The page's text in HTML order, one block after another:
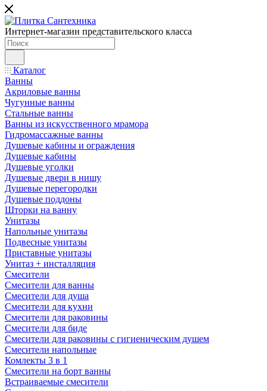
Интернет-магазин представительского класса
Каталог
Ванны
Акриловые ванны
Чугунные ванны
Стальные ванны
Ванны из искусственного мрамора
Гидромассажные ванны
Душевые кабины и ограждения
Душевые кабины
Душевые уголки
Душевые двери в нишу
Душевые перегородки
Душевые поддоны
Шторки на ванну
Унитазы
Напольные унитазы
Подвесные унитазы
Приставные унитазы
Унитаз + инсталляция
Смесители
Смесители для ванны
Смесители для душа
Смесители для кухни
Смесители для раковины
Смесители для биде
Смесители для раковины с гигиеническим душем
Смесители напольные
Комлекты 3 в 1
Смесители на борт ванны
Встраиваемые смесители